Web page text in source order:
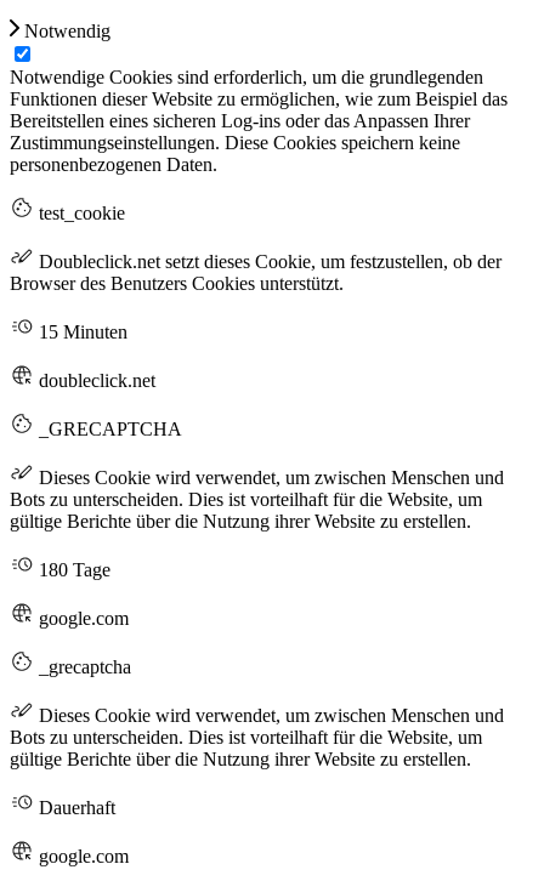
Notwendig
Notwendige Cookies sind erforderlich, um die grundlegenden
Funktionen dieser Website zu ermöglichen, wie zum Beispiel das
Bereitstellen eines sicheren Log-ins oder das Anpassen Ihrer
Zustimmungseinstellungen. Diese Cookies speichern keine
personenbezogenen Daten.
test_cookie
Doubleclick.net setzt dieses Cookie, um festzustellen, ob der
Browser des Benutzers Cookies unterstützt.
15 Minuten
doubleclick.net
_GRECAPTCHA
Dieses Cookie wird verwendet, um zwischen Menschen und
Bots zu unterscheiden. Dies ist vorteilhaft für die Website, um
gültige Berichte über die Nutzung ihrer Website zu erstellen.
180 Tage
google.com
_grecaptcha
Dieses Cookie wird verwendet, um zwischen Menschen und
Bots zu unterscheiden. Dies ist vorteilhaft für die Website, um
gültige Berichte über die Nutzung ihrer Website zu erstellen.
Dauerhaft
google.com